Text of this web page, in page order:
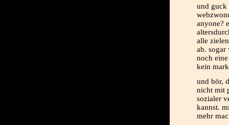
und guck
anyone?
alle
ab.
noch
kein
und bör,
nicht mit
sozialer
kannst.
mehr